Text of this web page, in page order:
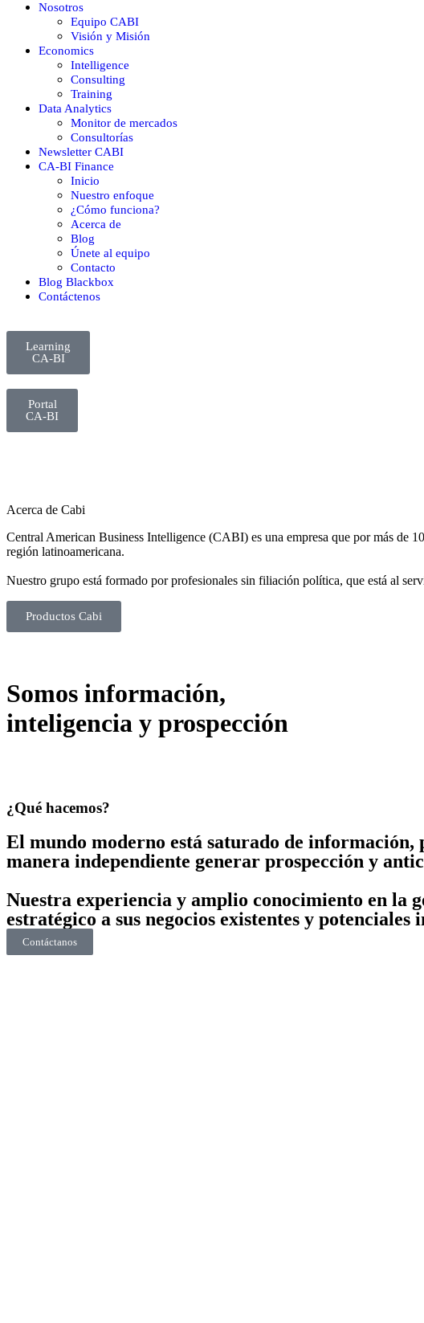
Nosotros
Equipo CABI
Visión y Misión
Economics
Intelligence
Consulting
Training
Data Analytics
Monitor de mercados
Consultorías
Newsletter CABI
CA-BI Finance
Inicio
Nuestro enfoque
¿Cómo funciona?
Acerca de
Blog
Únete al equipo
Contacto
Blog Blackbox
Contáctenos
Learning
CA-BI
Portal
CA-BI
Acerca de Cabi
Central American Business Intelligence (CABI) es una empresa que por más de
región latinoamericana.
Nuestro grupo está formado por profesionales sin filiación política, que está al
Productos Cabi
Somos información,
inteligencia y prospección
¿Qué hacemos?
El mundo moderno está saturado de información,
manera independiente generar prospección y
Nuestra experiencia y amplio conocimiento en la
estratégico a sus negocios existentes y potenciales
Contáctanos